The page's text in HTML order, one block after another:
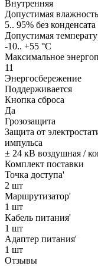
Внутренняя
Допустимая
5.. 95% без конденсата
Допустимая
-10.. +55 °C
Максимальное
11
Энергосбережение
Поддерживается
Кнопка сброса
Да
Грозозащита
Защита от
импульса
± 24 кВ воздушная /
Комплект поставки
Точка доступа'
2 шт
Маршрутизатор'
1 шт
Кабель питания'
1 шт
Адаптер питания'
1 шт
Отзывы